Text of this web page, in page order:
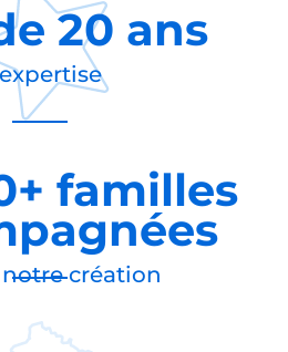
20 ans
familles
création